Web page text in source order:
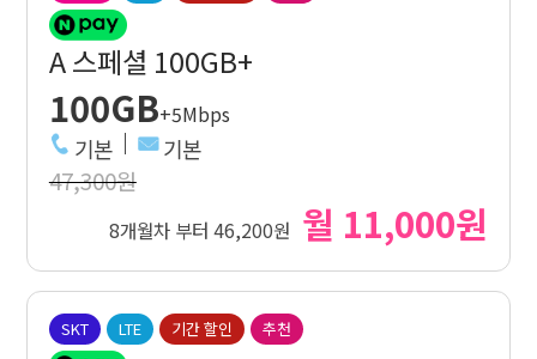
A 스페셜 100GB+
100GB+5Mbps
기본 기본
47,300원
8개월차 부터 46,200원 월 11,000원
SKT LTE 기간 할인 추천